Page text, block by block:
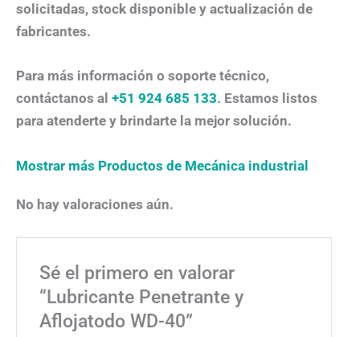
solicitadas, stock disponible y actualización de
fabricantes.
Para más información o soporte técnico,
contáctanos al +51 924 685 133. Estamos listos
para atenderte y brindarte la mejor solución.
Mostrar más Productos de Mecánica industrial
No hay valoraciones aún.
Sé el primero en valorar
“Lubricante Penetrante y
Aflojatodo WD-40”